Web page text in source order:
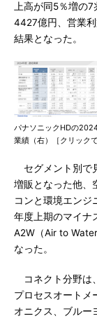
上高が同5％増の
4427億円、営業
結果となった。
パナソニックHDの
業績（右）［クリック
セグメント別で
増販となった他、
コンと環境エンジ
年度上期のマイナ
A2W（Air to
なった。
コネクト分野は
プロセスオートメ
オニクス、ブルー